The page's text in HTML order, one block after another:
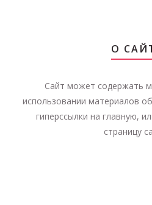
О
Сайт может содержать
использовании материалов
гиперссылки на главную,
страницу